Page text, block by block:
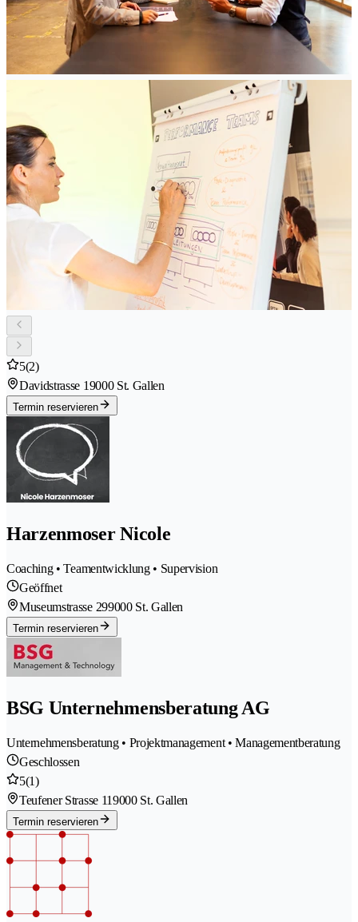
5(2)
Davidstrasse 19000 St. Gallen
Termin reservieren
Harzenmoser Nicole
Coaching • Teamentwicklung • Supervision
Geöffnet
Museumstrasse 299000 St. Gallen
Termin reservieren
BSG Unternehmensberatung AG
Unternehmensberatung • Projektmanagement • Managementberatung
Geschlossen
5(1)
Teufener Strasse 119000 St. Gallen
Termin reservieren